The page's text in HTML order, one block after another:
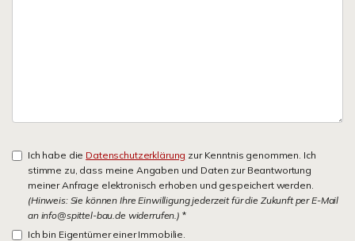
Ich habe die Datenschutzerklärung zur Kenntnis genommen. Ich
stimme zu, dass meine Angaben und Daten zur Beantwortung
meiner Anfrage elektronisch erhoben und gespeichert werden.
(Hinweis: Sie können Ihre Einwilligung jederzeit für die Zukunft per E-Mail
an info@spittel-bau.de widerrufen.) *
Ich bin Eigentümer einer Immobilie.